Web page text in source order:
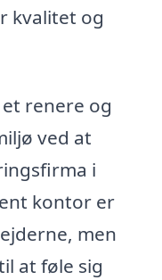
kvalitet og
renere og
ved at
i
kontor er
men
at føle sig